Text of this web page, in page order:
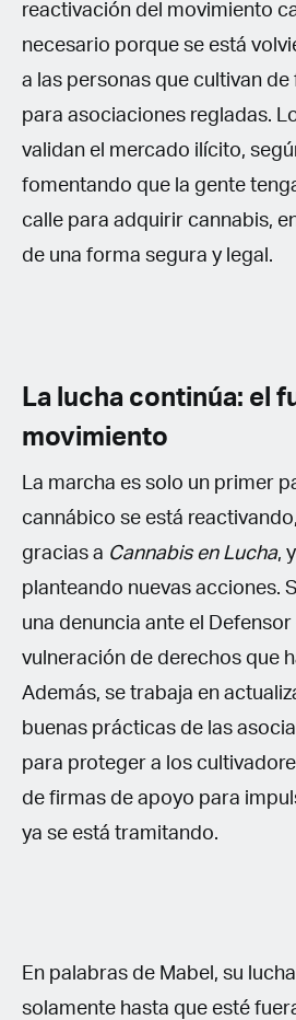
reactivación del movimiento
necesario porque se está
a las personas que cultivan
para asociaciones regladas.
validan el mercado ilícito,
fomentando que la gente
calle para adquirir cannabis,
de una forma segura y legal.
La lucha continúa: el
movimiento
La marcha es solo un primer
cannábico se está
gracias a Cannabis en Lucha,
planteando nuevas acciones.
una denuncia ante el
vulneración de derechos que
Además, se trabaja en
buenas prácticas de las
para proteger a los
de firmas de apoyo para
ya se está tramitando.
En palabras de Mabel, su
solamente hasta que esté